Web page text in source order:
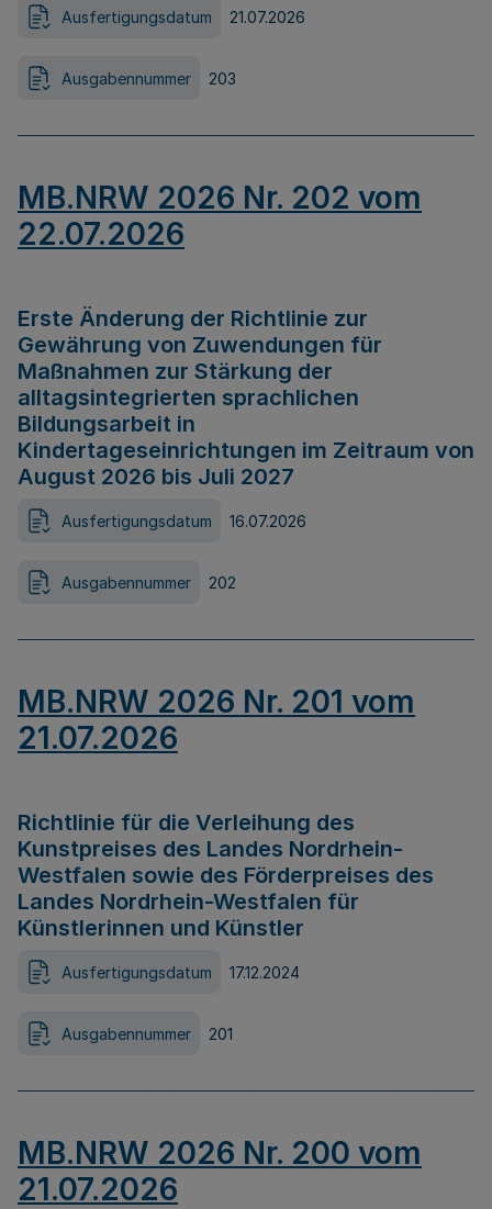
Ausfertigungsdatum 21.07.2026
Ausgabennummer 203
MB.NRW 2026 Nr. 202 vom
22.07.2026
Erste Änderung der Richtlinie zur
Gewährung von Zuwendungen für
Maßnahmen zur Stärkung der
alltagsintegrierten sprachlichen
Bildungsarbeit in
Kindertageseinrichtungen im Zeitraum von
August 2026 bis Juli 2027
Ausfertigungsdatum 16.07.2026
Ausgabennummer 202
MB.NRW 2026 Nr. 201 vom
21.07.2026
Richtlinie für die Verleihung des
Kunstpreises des Landes Nordrhein-
Westfalen sowie des Förderpreises des
Landes Nordrhein-Westfalen für
Künstlerinnen und Künstler
Ausfertigungsdatum 17.12.2024
Ausgabennummer 201
MB.NRW 2026 Nr. 200 vom
21.07.2026